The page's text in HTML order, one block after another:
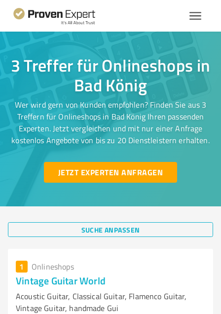
3 Treffer für Onlineshops in
Bad König
Wer wird gern von Kunden empfohlen? Finden Sie aus 3
Treffern für Onlineshops in Bad König Ihren passenden
Experten. Jetzt vergleichen und mit nur einer Anfrage
kostenlos Angebote von bis zu 20 Dienstleistern erhalten.
JETZT EXPERTEN ANFRAGEN
SUCHE ANPASSEN
1 Onlineshops
Vintage Guitar World
Acoustic Guitar, Classical Guitar, Flamenco Guitar,
Vintage Guitar, handmade Gui